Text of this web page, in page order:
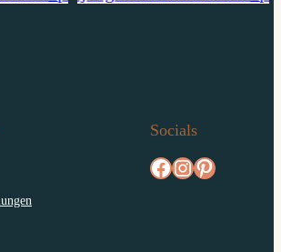
Socials
facebook.com/diejungskochenundbacken Instagrampinterest.com/diejungs